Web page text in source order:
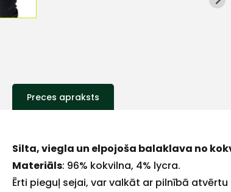
Preces apraksts
Silta, viegla un elpojoša balaklava no
Materiāls: 96% kokvilna, 4% lycra.
Ērti pieguļ sejai, var valkāt ar pilnībā